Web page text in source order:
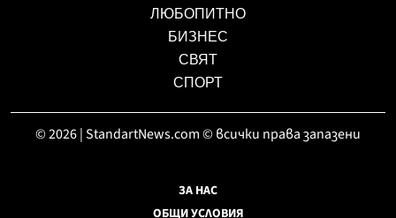
ЛЮБОПИТНО
БИЗНЕС
СВЯТ
СПОРТ
© 2026 | StandartNews.com © всички права запазени
ЗА НАС
ОБЩИ УСЛОВИЯ